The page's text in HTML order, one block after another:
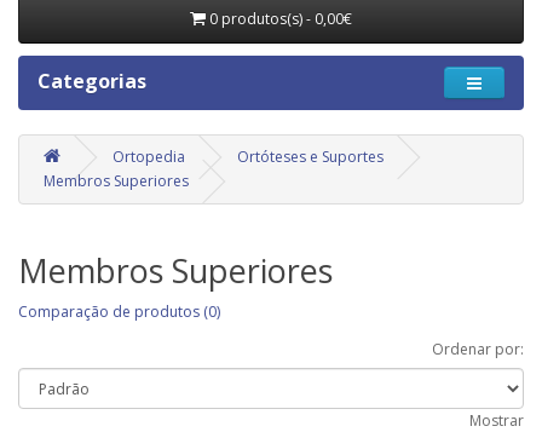
0 produtos(s) - 0,00€
Categorias
Ortopedia
Ortóteses e Suportes
Membros Superiores
Membros Superiores
Comparação de produtos (0)
Ordenar por:
Mostrar